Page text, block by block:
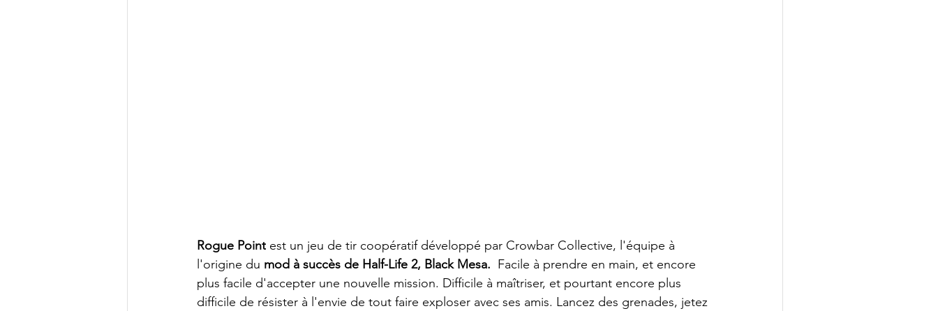
Rogue Point est un jeu de tir coopératif développé par Crowbar Collective, l'équipe à
l'origine du mod à succès de Half-Life 2, Black Mesa. Facile à prendre en main, et encore
plus facile d'accepter une nouvelle mission. Difficile à maîtriser, et pourtant encore plus
difficile de résister à l'envie de tout faire exploser avec ses amis. Lancez des grenades, jetez